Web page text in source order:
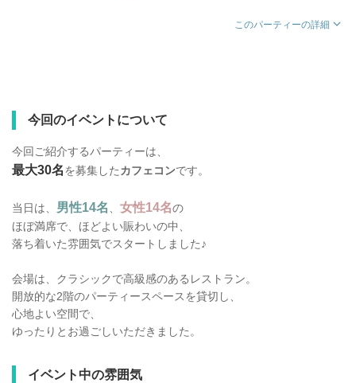
このパーティーの詳細
今回のイベントについて
今回ご紹介するパーティーは、
最大30名を募集したカフェコンです。
当日は、 男性14名 女性14名の
ほぼ満席で、ほどよい賑わいの中、
落ち着いた雰囲気でスタートしました♪
会場は、クラシックで高級感のあるレストラン。
開放的な2階のパーティースペースを貸切し、
心地よい空間で、
ゆったりとお過ごしいただきました。
イベント中の雰囲気